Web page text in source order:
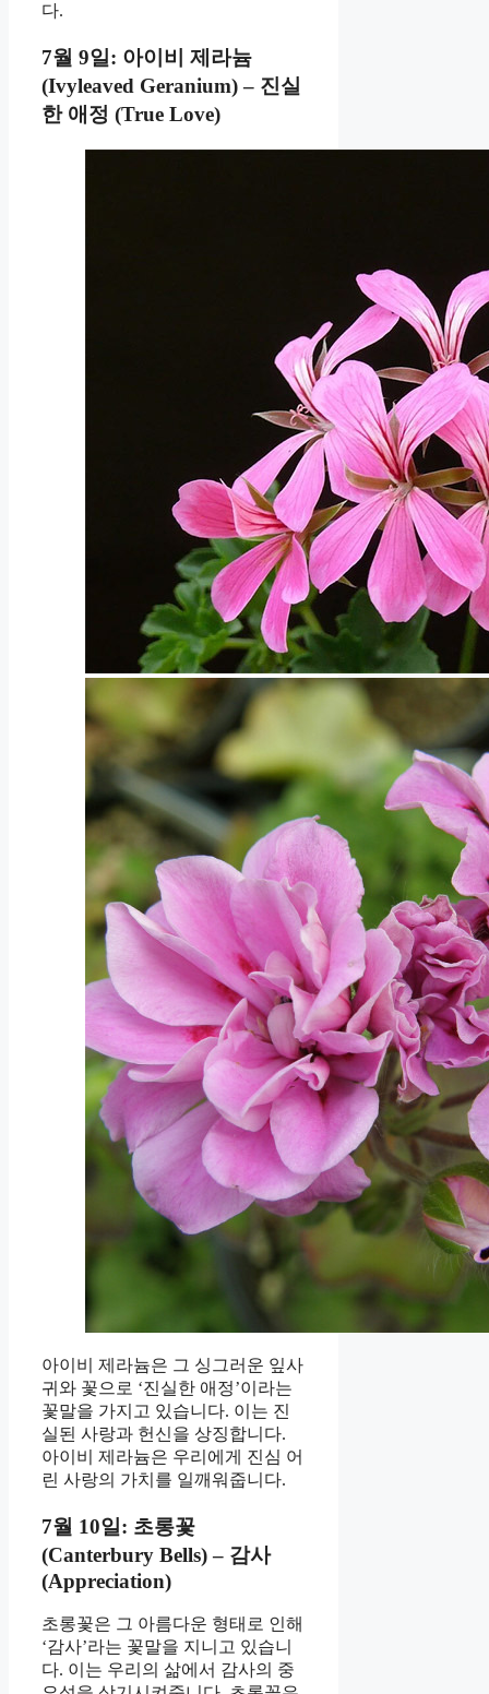
다.
7월 9일: 아이비 제라늄
(Ivyleaved Geranium) – 진실
한 애정 (True Love)
아이비 제라늄은 그 싱그러운 잎사
귀와 꽃으로 ‘진실한 애정’이라는
꽃말을 가지고 있습니다. 이는 진
실된 사랑과 헌신을 상징합니다.
아이비 제라늄은 우리에게 진심 어
린 사랑의 가치를 일깨워줍니다.
7월 10일: 초롱꽃
(Canterbury Bells) – 감사
(Appreciation)
초롱꽃은 그 아름다운 형태로 인해
‘감사’라는 꽃말을 지니고 있습니
다. 이는 우리의 삶에서 감사의 중